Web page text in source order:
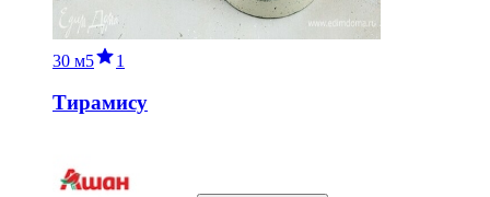
30 м5 1
Тирамису